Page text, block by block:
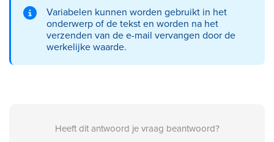
Variabelen kunnen worden gebruikt in het
onderwerp of de tekst en worden na het
verzenden van de e-mail vervangen door de
werkelijke waarde.
Heeft dit antwoord je vraag beantwoord?